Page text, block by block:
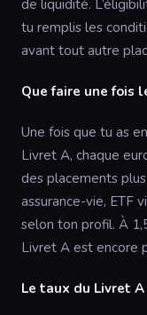
de liquidité.
tu remplis les
avant tout autre
Que faire une fois
Une fois que tu as
Livret A, chaque
des placements
assurance-vie, ETF
selon ton profil. À
Livret A est encore
Le taux du Livret